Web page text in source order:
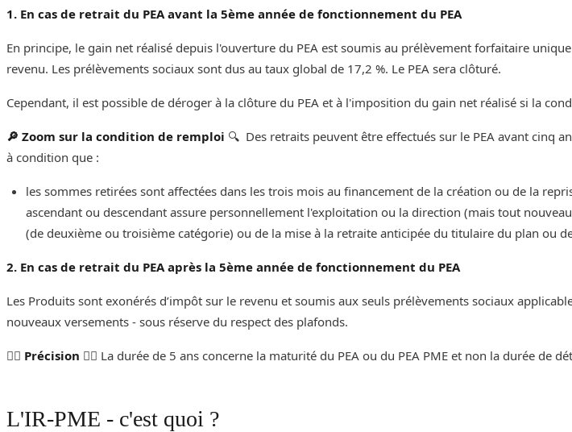
1. En cas de retrait du PEA avant la 5ème année de fonctionnement du PEA
En principe, le gain net réalisé depuis l'ouverture du PEA est soumis au prélèvement forfaitaire
revenu. Les prélèvements sociaux sont dus au taux global de 17,2 %. Le PEA sera clôturé.
Cependant, il est possible de déroger à la clôture du PEA et à l'imposition du gain net réalisé si la
🔎 Zoom sur la condition de remploi 🔍 Des retraits peuvent être effectués sur le PEA avant cinq
à condition que :
les sommes retirées sont affectées dans les trois mois au financement de la création ou de la
ascendant ou descendant assure personnellement l'exploitation ou la direction (mais tout
(de deuxième ou troisième catégorie) ou de la mise à la retraite anticipée du titulaire du plan ou
2. En cas de retrait du PEA après la 5ème année de fonctionnement du PEA
Les Produits sont exonérés d’impôt sur le revenu et soumis aux seuls prélèvements sociaux
nouveaux versements - sous réserve du respect des plafonds. ‌‌
👉🏾 Précision 👈🏽 La durée de 5 ans concerne la maturité du PEA ou du PEA PME et non la durée de
L'IR-PME - c'est quoi ?